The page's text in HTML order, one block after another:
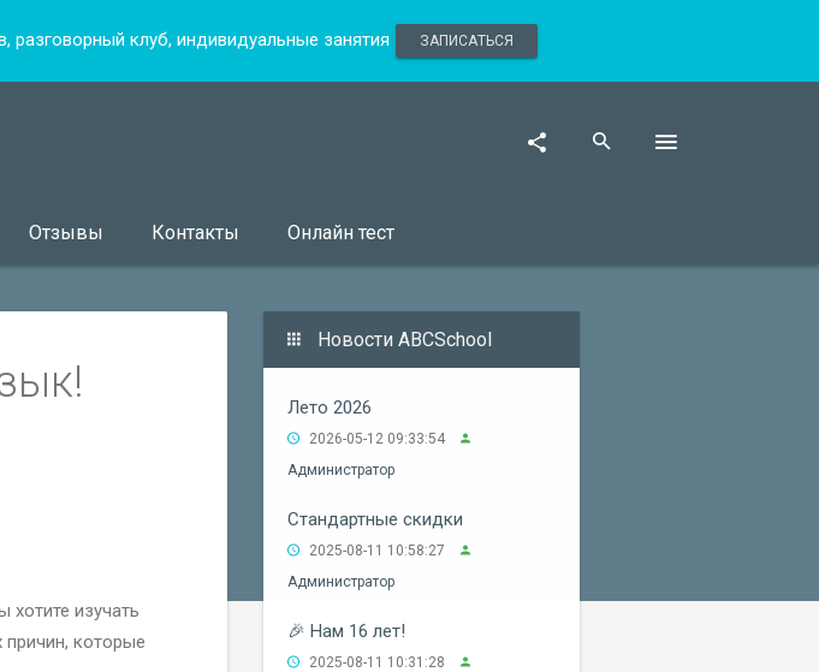
клуб, индивидуальные занятия ЗАПИСАТЬСЯ
Отзывы Контакты Онлайн тест
изучать
причин, которые
Новости ABCSchool
Лето 2026
2026-05-12 09:33:54
Администратор
Стандартные скидки
2025-08-11 10:58:27
Администратор
🎉 Нам 16 лет!
2025-08-11 10:31:28